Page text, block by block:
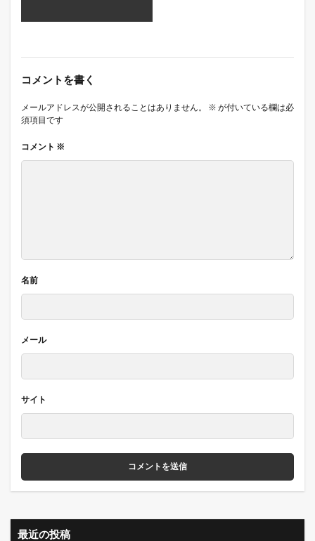
コメントを書く
メールアドレスが公開されることはありません。 ※ が付いている欄は必
須項目です
コメント ※
名前
メール
サイト
最近の投稿